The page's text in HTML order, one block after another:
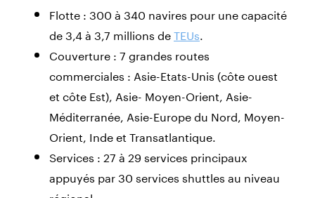
Flotte : 300 à 340 navires pour une capacité
de 3,4 à 3,7 millions deTEUs.
Couverture : 7 grandes routes
commerciales : Asie-Etats-Unis (côte ouest
et côte Est), Asie- Moyen-Orient, Asie-
Méditerranée, Asie-Europe du Nord, Moyen-
Orient, Inde et Transatlantique.
Services : 27 à 29 services principaux
appuyés par 30 services shuttles au niveau